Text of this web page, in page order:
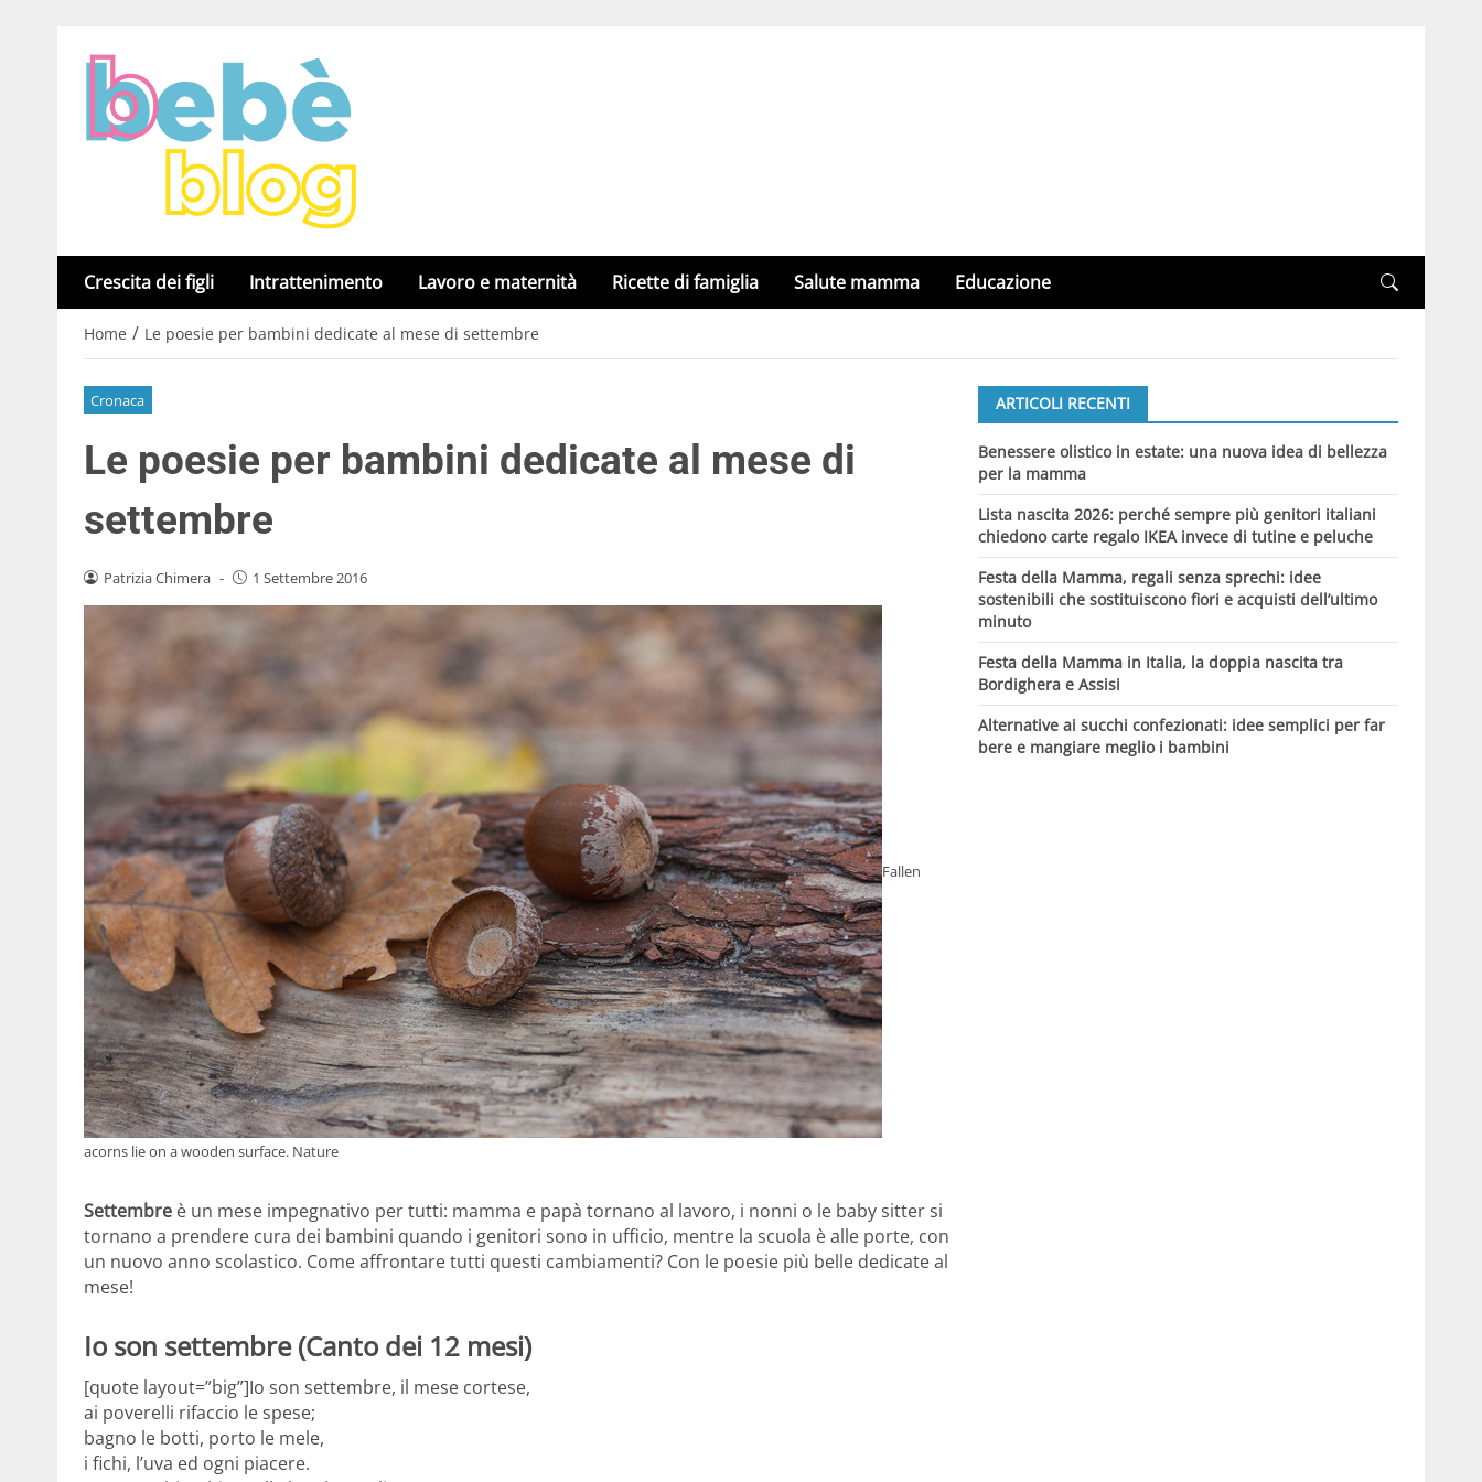
Crescita dei figli Intrattenimento Lavoro e maternità Ricette di famiglia Salute mamma Educazione
Home / Le poesie per bambini dedicate al mese di settembre
Cronaca
Le poesie per bambini dedicate al mese di
settembre
Patrizia Chimera - 1 Settembre 2016
Fallen
acorns lie on a wooden surface. Nature
Settembre è un mese impegnativo per tutti: mamma e papà tornano al lavoro, i nonni o le baby sitter si
tornano a prendere cura dei bambini quando i genitori sono in ufficio, mentre la scuola è alle porte, con
un nuovo anno scolastico. Come affrontare tutti questi cambiamenti? Con le poesie più belle dedicate al
mese!
Io son settembre (Canto dei 12 mesi)
[quote layout=”big”]Io son settembre, il mese cortese,
ai poverelli rifaccio le spese;
bagno le botti, porto le mele,
i fichi, l’uva ed ogni piacere.
ARTICOLI RECENTI
Benessere olistico in estate: una nuova idea di bellezza
per la mamma
Lista nascita 2026: perché sempre più genitori italiani
chiedono carte regalo IKEA invece di tutine e peluche
Festa della Mamma, regali senza sprechi: idee
sostenibili che sostituiscono fiori e acquisti dell’ultimo
minuto
Festa della Mamma in Italia, la doppia nascita tra
Bordighera e Assisi
Alternative ai succhi confezionati: idee semplici per far
bere e mangiare meglio i bambini